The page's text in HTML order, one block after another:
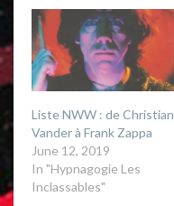
T
w
t
t
e
r
O
e
n
s
i
n
n
e
w
F
a
c
e
b
o
o
k
(
p
e
n
s
n
n
e
Liste NWW : de Christian
Vander à Frank Zappa
June 12, 2019
In "Hypnagogie Les
Inclassables"